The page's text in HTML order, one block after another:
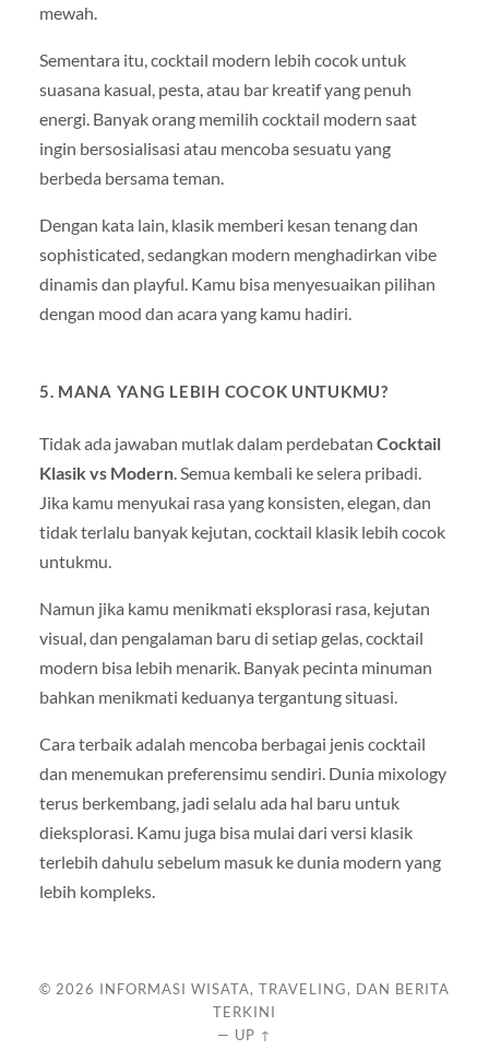
mewah.
Sementara itu, cocktail modern lebih cocok untuk
suasana kasual, pesta, atau bar kreatif yang penuh
energi. Banyak orang memilih cocktail modern saat
ingin bersosialisasi atau mencoba sesuatu yang
berbeda bersama teman.
Dengan kata lain, klasik memberi kesan tenang dan
sophisticated, sedangkan modern menghadirkan vibe
dinamis dan playful. Kamu bisa menyesuaikan pilihan
dengan mood dan acara yang kamu hadiri.
5. MANA YANG LEBIH COCOK UNTUKMU?
Tidak ada jawaban mutlak dalam perdebatan Cocktail
Klasik vs Modern. Semua kembali ke selera pribadi.
Jika kamu menyukai rasa yang konsisten, elegan, dan
tidak terlalu banyak kejutan, cocktail klasik lebih cocok
untukmu.
Namun jika kamu menikmati eksplorasi rasa, kejutan
visual, dan pengalaman baru di setiap gelas, cocktail
modern bisa lebih menarik. Banyak pecinta minuman
bahkan menikmati keduanya tergantung situasi.
Cara terbaik adalah mencoba berbagai jenis cocktail
dan menemukan preferensimu sendiri. Dunia mixology
terus berkembang, jadi selalu ada hal baru untuk
dieksplorasi. Kamu juga bisa mulai dari versi klasik
terlebih dahulu sebelum masuk ke dunia modern yang
lebih kompleks.
© 2026 INFORMASI WISATA, TRAVELING, DAN BERITA
TERKINI
— UP ↑